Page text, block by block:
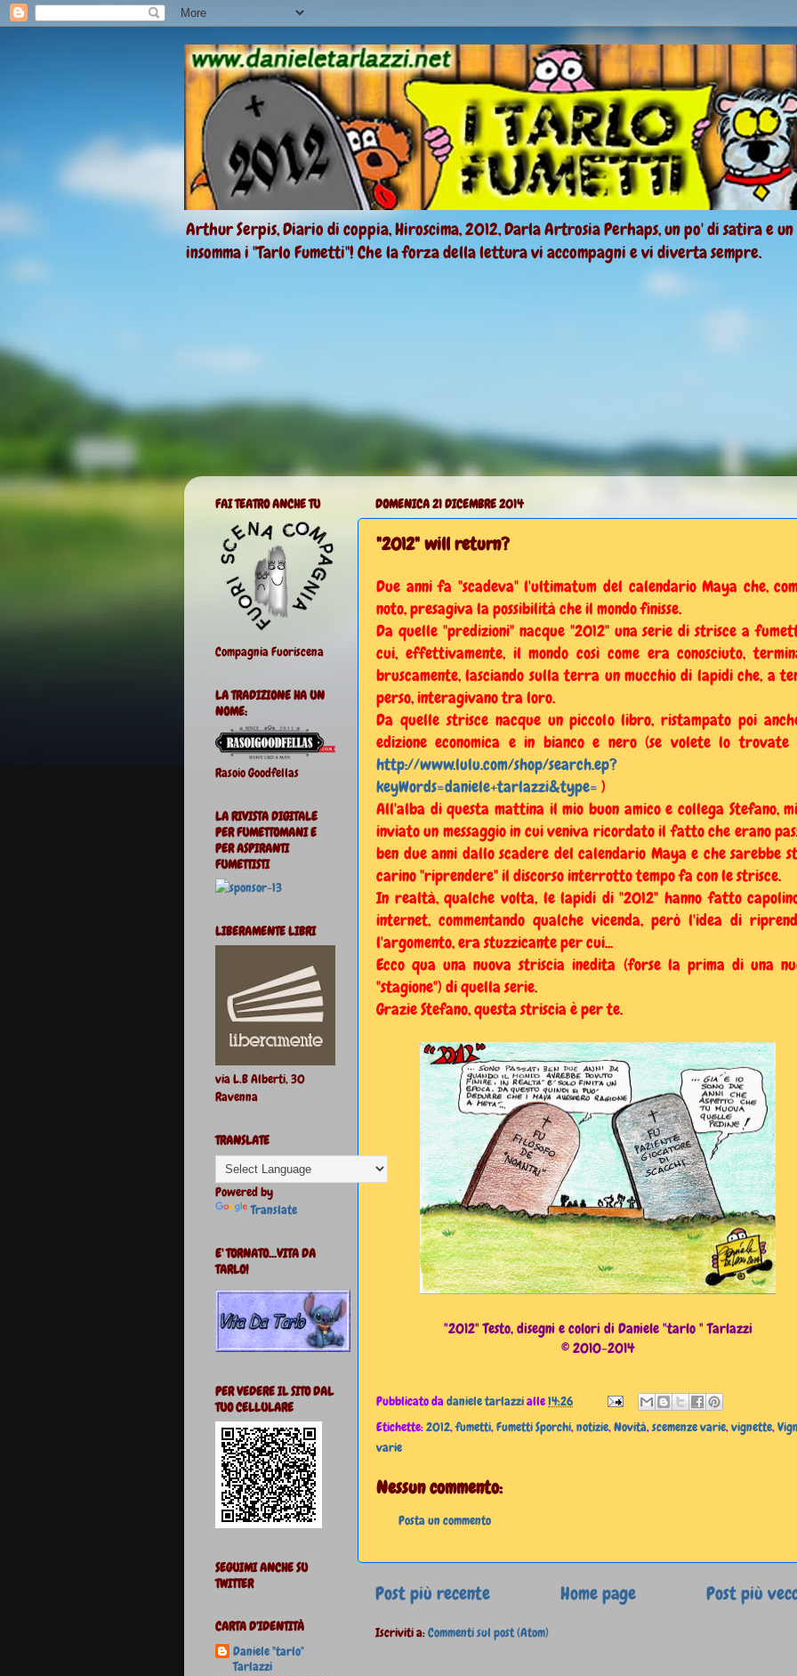
Arthur Serpis, Diario di coppia, Hiroscima, 2012, Darla Artrosia Perhaps, un po' di satira e
insomma i "Tarlo Fumetti"! Che la forza della lettura vi accompagni e vi diverta sempre.
DOMENICA 21 DICEMBRE 2014
"2012" will return?
Due anni fa "scadeva" l'ultimatum del calendario Maya che,
noto, presagiva la possibilità che il mondo finisse.
Da quelle "predizioni" nacque "2012" una serie di strisce a
cui, effettivamente, il mondo così come era conosciuto,
bruscamente, lasciando sulla terra un mucchio di lapidi che, a
perso, interagivano tra loro.
Da quelle strisce nacque un piccolo libro, ristampato poi
edizione economica e in bianco e nero (se volete lo trovate
http://www.lulu.com/shop/search.ep?
keyWords=daniele+tarlazzi&type= )
All'alba di questa mattina il mio buon amico e collega Stefano ,
inviato un messaggio in cui veniva ricordato il fatto che erano
ben due anni dallo scadere del calendario Maya e che sarebbe
carino "riprendere" il discorso interrotto tempo fa con le strisce.
In realtà, qualche volta, le lapidi di "2012" hanno fatto
internet, commentando qualche vicenda, però l'idea di
l'argomento, era stuzzicante per cui...
Ecco qua una nuova striscia inedita (forse la prima di una
"stagione") di quella serie.
Grazie Stefano, questa striscia è per te.
"2012" Testo, disegni e colori di Daniele "tarlo " Tarlazzi
© 2010-2014
Pubblicato dadaniele tarlazzialle14:26
Etichette:2012,fumetti,Fumetti Sporchi,notizie,Novità,scemenze varie,vignette,
varie
Nessun commento:
Posta un commento
Post più recente Post più
Home page
Iscriviti a:Commenti sul post (Atom)
FAI TEATRO ANCHE TU
Compagnia Fuoriscena
LA TRADIZIONE HA UN
NOME:
Rasoio Goodfellas
LA RIVISTA DIGITALE
PER FUMETTOMANI E
PER ASPIRANTI
FUMETTISTI
LIBERAMENTE LIBRI
via L.B Alberti, 30
Ravenna
TRANSLATE
Powered by
Translate
E' TORNATO...VITA DA
TARLO!
PER VEDERE IL SITO DAL
TUO CELLULARE
SEGUIMI ANCHE SU
TWITTER
CARTA D'IDENTITÀ
Daniele "tarlo"
Tarlazzi